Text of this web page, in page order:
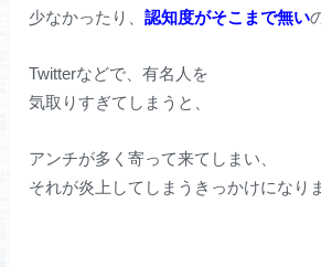
少なかったり、認知度がそこまで無い
Twitterなどで、有名人を
気取りすぎてしまうと、
アンチが多く寄って来てしまい、
それが炎上してしまうきっかけになり